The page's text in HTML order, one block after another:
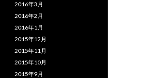
2016年3月
2016年2月
2016年1月
2015年12月
2015年11月
2015年10月
2015年9月